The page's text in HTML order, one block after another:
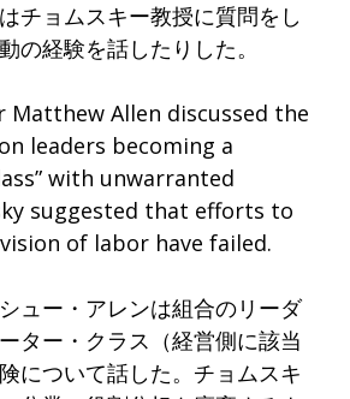
チョムスキー教授に質問をし
の経験を話したりした。
Matthew Allen discussed the
leaders becoming a
with unwarranted
suggested that efforts to
of labor have failed.
ュー・ アレンは組合のリーダ
ター・クラス（経営側に該当
について話した。 チョムスキ